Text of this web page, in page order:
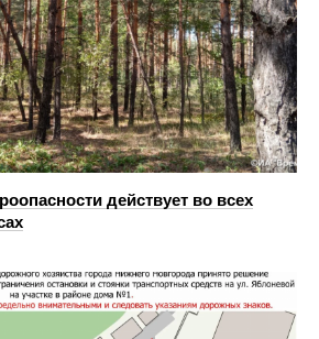
действует во всех